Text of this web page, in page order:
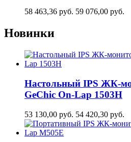
58 463,36 руб. 59 076,00 руб.
Новинки
Настольный IPS ЖК-
GeСhic On-Lap 1503H
53 130,00 руб. 54 420,30 руб.